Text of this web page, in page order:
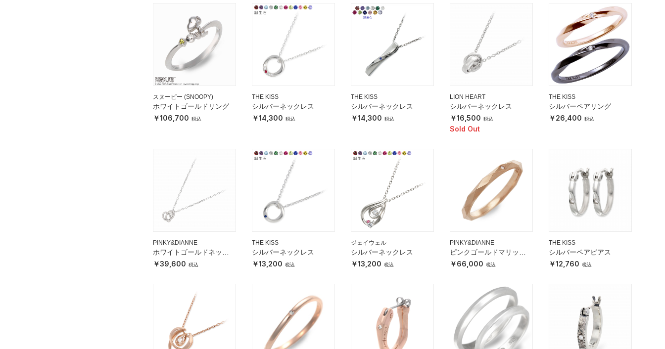
スヌーピー (SNOOPY)
ホワイトゴールドリング
106,700
THE KISS
シルバーネックレス
14,300
THE KISS
シルバーネックレス
14,300
LION HEART
シルバーネックレス
16,500
Sold Out
THE KISS
シルバーペアリング
26,400
PINKY&DIANNE
ホワイトゴールドネック
レス39,600
THE KISS
シルバーネックレス
13,200
ジェイウェル
シルバーネックレス
13,200
PINKY&DIANNE
ピンクゴールドマリッジ
リング
66,000
THE KISS
シルバーペアピアス
12,760